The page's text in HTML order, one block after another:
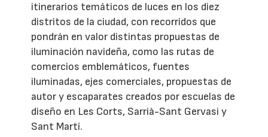
itinerarios temáticos de luces en los diez
distritos de la ciudad, con recorridos que
pondrán en valor distintas propuestas de
iluminación navideña, como las rutas de
comercios emblemáticos, fuentes
iluminadas, ejes comerciales, propuestas de
autor y escaparates creados por escuelas de
diseño en Les Corts, Sarrià-Sant Gervasi y
Sant Martí.